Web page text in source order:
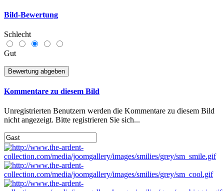
Bild-Bewertung
Schlecht
Gut
Kommentare zu diesem Bild
Unregistrierten Benutzern werden die Kommentare zu diesem Bild
nicht angezeigt. Bitte registrieren Sie sich...